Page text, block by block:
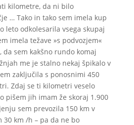
kilometre, da ni bilo
… Tako in tako sem imela kup
leto odkolesarila vsega skupaj
imela težave »s podvozjem«
sem kakšno rundo komaj
me je stalno nekaj špikalo v
zaključila s ponosnimi 450
Zdaj se ti kilometri veselo
pišem jih imam že skoraj 1.900
sem prevozila 150 km v
30 km /h – pa da ne bo